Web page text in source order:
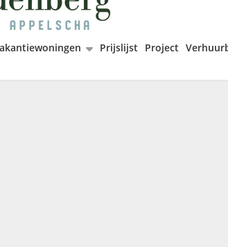
Prijslijst Project